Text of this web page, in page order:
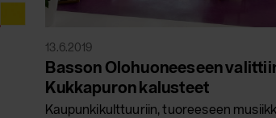
13.6.2019
Basson Olohuoneeseen
Kukkapuron kalusteet
Kaupunkikulttuuriin, tuoreeseen